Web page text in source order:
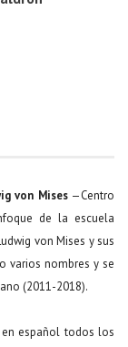
von Mises—Centro
de la escuela
von Mises y sus
varios nombres y se
(2011-2018).
español todos los